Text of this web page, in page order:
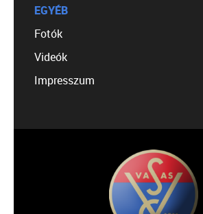
EGYÉB
Fotók
Videók
Impresszum